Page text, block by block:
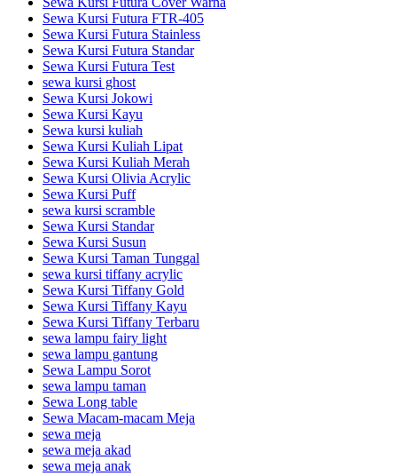
Sewa Kursi Futura FTR-405
Sewa Kursi Futura Stainless
Sewa Kursi Futura Standar
Sewa Kursi Futura Test
sewa kursi ghost
Sewa Kursi Jokowi
Sewa Kursi Kayu
Sewa kursi kuliah
Sewa Kursi Kuliah Lipat
Sewa Kursi Kuliah Merah
Sewa Kursi Olivia Acrylic
Sewa Kursi Puff
sewa kursi scramble
Sewa Kursi Standar
Sewa Kursi Susun
Sewa Kursi Taman Tunggal
sewa kursi tiffany acrylic
Sewa Kursi Tiffany Gold
Sewa Kursi Tiffany Kayu
Sewa Kursi Tiffany Terbaru
sewa lampu fairy light
sewa lampu gantung
Sewa Lampu Sorot
sewa lampu taman
Sewa Long table
Sewa Macam-macam Meja
sewa meja
sewa meja akad
sewa meja anak